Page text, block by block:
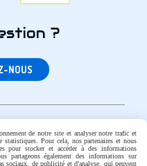
?
NOUS
Autoriser
de notre site et analyser notre trafic et
Pour cela, nos partenaires et nous
pour stocker et accéder à des informations
partageons également des informations sur
sociaux, de publicité et d'analyse, qui peuvent